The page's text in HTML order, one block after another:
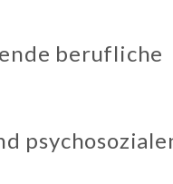
berufliche